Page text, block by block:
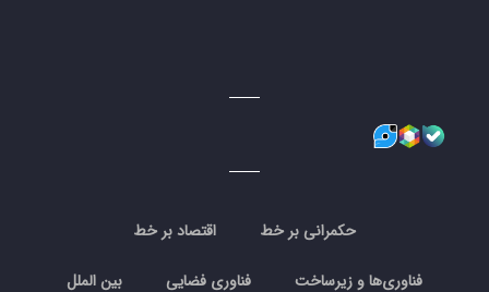
حکمرانی بر خط اقتصاد بر خط
فناوری‌ها و زیرساخت فناوری فضایی بین الملل